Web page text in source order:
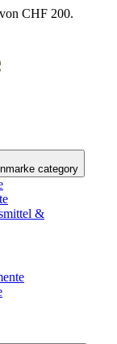
CHF 200.
category
&